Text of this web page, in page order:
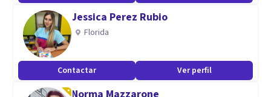
Jessica Perez Rubio
Florida
Contactar Ver perfil